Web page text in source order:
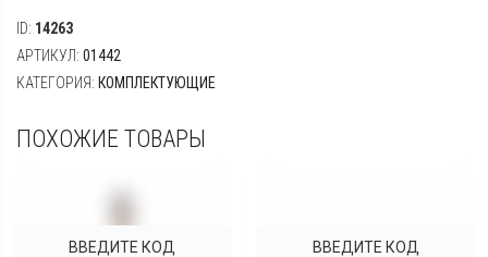
ID: 14263
АРТИКУЛ: 01442
КАТЕГОРИЯ: КОМПЛЕКТУЮЩИЕ
ПОХОЖИЕ ТОВАРЫ
ВВЕДИТЕ КОД ВВЕДИТЕ КОД